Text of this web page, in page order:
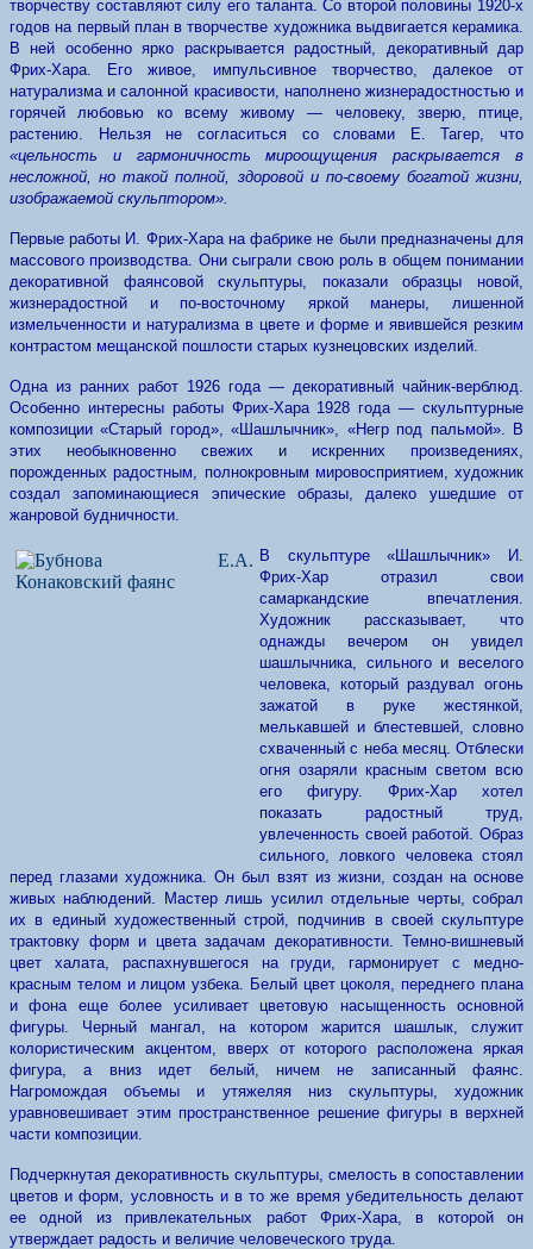
творчеству составляют силу его таланта. Со второй половины 1920-х
годов на первый план в творчестве художника выдвигается керамика.
В ней особенно ярко раскрывается радостный, декоративный дар
Фрих-Хара. Его живое, импульсивное творчество, далекое от
натурализма и салонной красивости, наполнено жизнерадостностью и
горячей любовью ко всему живому — человеку, зверю, птице,
растению. Нельзя не согласиться со словами Е. Тагер, что
«цельность и гармоничность мироощущения раскрывается в
несложной, но такой полной, здоровой и по-своему богатой жизни,
изображаемой скульптором».
Первые работы И. Фрих-Хара на фабрике не были предназначены для
массового производства. Они сыграли свою роль в общем понимании
декоративной фаянсовой скульптуры, показали образцы новой,
жизнерадостной и по-восточному яркой манеры, лишенной
измельченности и натурализма в цвете и форме и явившейся резким
контрастом мещанской пошлости старых кузнецовских изделий.
Одна из ранних работ 1926 года — декоративный чайник-верблюд.
Особенно интересны работы Фрих-Хара 1928 года — скульптурные
композиции «Старый город», «Шашлычник», «Негр под пальмой». В
этих необыкновенно свежих и искренних произведениях,
порожденных радостным, полнокровным мировосприятием, художник
создал запоминающиеся эпические образы, далеко ушедшие от
жанровой будничности.
В скульптуре «Шашлычник» И.
Фрих-Хар отразил свои
самаркандские впечатления.
Художник рассказывает, что
однажды вечером он увидел
шашлычника, сильного и веселого
человека, который раздувал огонь
зажатой в руке жестянкой,
мелькавшей и блестевшей, сло­вно
схваченный с неба месяц. Отблески
огня озаряли красным светом всю
его фигуру. Фрих-Хар хотел
показать радостный труд,
увлеченность своей работой. Образ
сильного, ловкого человека стоял
перед глазами художника. Он был взят из жизни, создан на основе
живых наблюдений. Мастер лишь усилил отдельные черты, собрал
их в единый художественный строй, подчинив в своей скульптуре
трактовку форм и цвета задачам декоративности. Темно-вишневый
цвет халата, распахнувшегося на груди, гармонирует с медно-
красным телом и лицом узбека. Белый цвет цоколя, переднего плана
и фона еще более усиливает цветовую насыщенность основной
фигуры. Черный мангал, на котором жарится шашлык, служит
колористическим акцентом, вверх от которого расположена яркая
фигура, а вниз идет белый, ничем не записанный фаянс.
Нагромождая объемы и утяжеляя низ скульптуры, художник
уравновешивает этим пространственное решение фигуры в верхней
части композиции.
Подчеркнутая декоративность скульптуры, смелость в сопоставлении
цветов и форм, условность и в то же время убедительность делают
ее одной из привлекательных работ Фрих-Хара, в которой он
утверждает радость и величие человеческого труда.